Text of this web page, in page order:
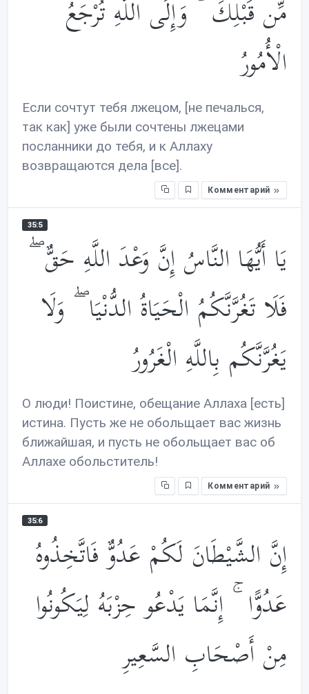
مِّن قَبْلِكَ ۚ وَإِلَى اللَّهِ تُرْجَعُ
الْأُمُورُ
Если сочтут тебя лжецом, [не печалься,
так как] уже были сочтены лжецами
посланники до тебя, и к Аллаху
возвращаются дела [все].
Комментарий
35:5
يَا أَيُّهَا النَّاسُ إِنَّ وَعْدَ اللَّهِ حَقٌّ ۖ
فَلَا تَغُرَّنَّكُمُ الْحَيَاةُ الدُّنْيَا ۖ وَلَا
يَغُرَّنَّكُم بِاللَّهِ الْغَرُورُ
О люди! Поистине, обещание Аллаха [есть]
истина. Пусть же не обольщает вас жизнь
ближайшая, и пусть не обольщает вас об
Аллахе обольститель!
Комментарий
35:6
إِنَّ الشَّيْطَانَ لَكُمْ عَدُوٌّ فَاتَّخِذُوهُ
عَدُوًّا ۚ إِنَّمَا يَدْعُو حِزْبَهُ لِيَكُونُوا
مِنْ أَصْحَابِ السَّعِيرِ